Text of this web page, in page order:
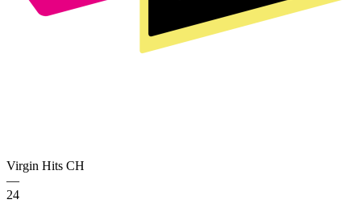
Virgin Hits CH
—
24